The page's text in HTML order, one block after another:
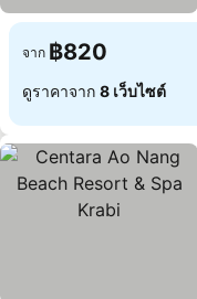
จาก ฿820
ดูราคาจาก 8 เว็บไซต์